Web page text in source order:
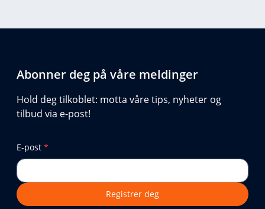
Abonner deg på våre meldinger
Hold deg tilkoblet: motta våre tips, nyheter og
tilbud via e-post!
E-post *
Registrer deg